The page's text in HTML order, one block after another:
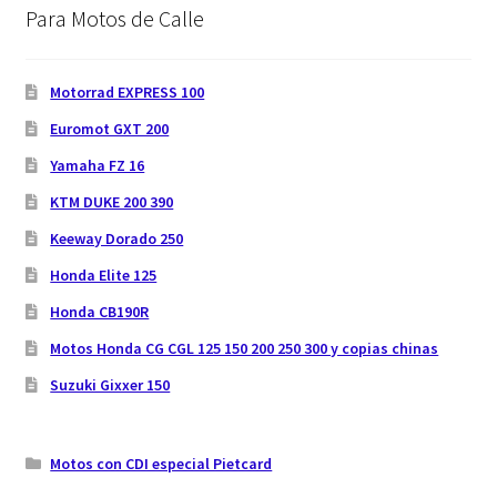
Para Motos de Calle
Motorrad EXPRESS 100
Euromot GXT 200
Yamaha FZ 16
KTM DUKE 200 390
Keeway Dorado 250
Honda Elite 125
Honda CB190R
Motos Honda CG CGL 125 150 200 250 300 y copias chinas
Suzuki Gixxer 150
Motos con CDI especial Pietcard